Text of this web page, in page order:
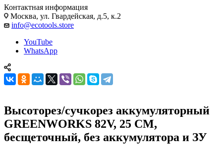
Контактная информация
Москва, ул. Гвардейская, д.5, к.2
info@ecotools.store
YouTube
WhatsApp
Высоторез/сучкорез аккумуляторный
GREENWORKS 82V, 25 СМ,
бесщеточный, без аккумулятора и ЗУ